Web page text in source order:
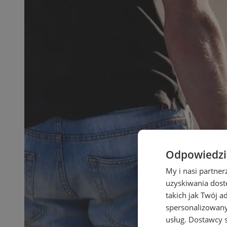
My i nasi
uzyskiwania
takich jak Twój
usług. Dostawcy